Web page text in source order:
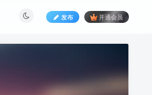
发布 开通会员